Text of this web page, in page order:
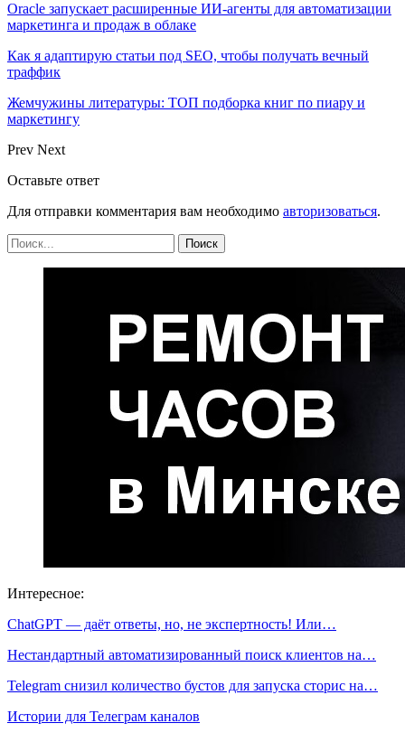
Oracle запускает расширенные ИИ‑агенты для автоматизации
маркетинга и продаж в облаке
Как я адаптирую статьи под SEO, чтобы получать вечный
траффик
Жемчужины литературы: ТОП подборка книг по пиару и
маркетингу
Prev Next
Оставьте ответ
Для отправки комментария вам необходимо авторизоваться.
Интересное:
ChatGPT — даёт ответы, но, не экспертность! Или…
Нестандартный автоматизированный поиск клиентов на…
Telegram снизил количество бустов для запуска сторис на…
Истории для Телеграм каналов